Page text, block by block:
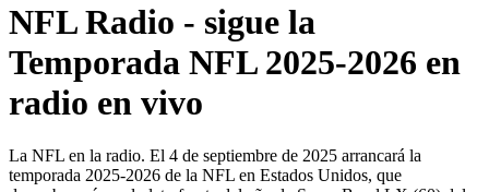
NFL Radio - sigue la
Temporada NFL 2025-2026 en
radio en vivo
La NFL en la radio. El 4 de septiembre de 2025 arrancará la
temporada 2025-2026 de la NFL en Estados Unidos, que